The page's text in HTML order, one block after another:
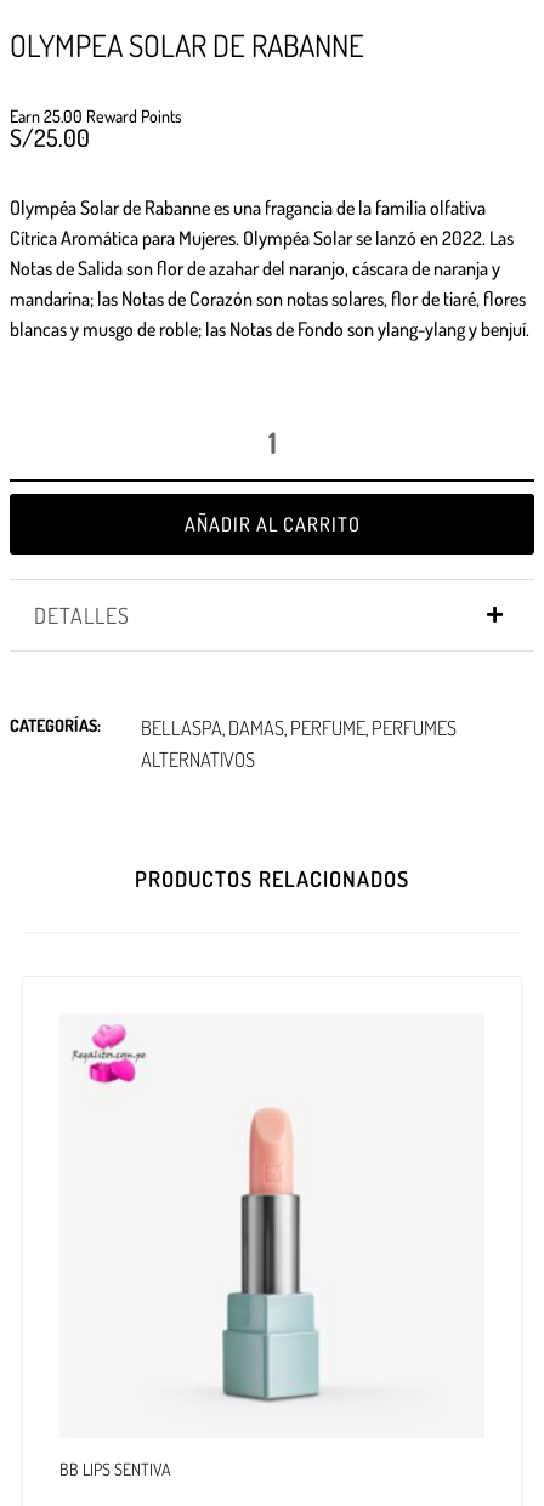
OLYMPEA SOLAR DE RABANNE
Earn 25.00 Reward Points
S/25.00
Olympéa Solarde Rabannees una fragancia de la familia olfativa
Cítrica Aromática para Mujeres. Olympéa Solarse lanzó en 2022. Las
Notas de Salida son flor de azahar del naranjo, cáscara de naranja y
mandarina; las Notas de Corazón son notas solares, flor de tiaré, flores
blancas y musgo de roble; las Notas de Fondo son ylang-ylang y benjuí.
AÑADIR AL CARRITO
DETALLES
CATEGORÍAS: BELLASPA, DAMAS, PERFUME, PERFUMES
ALTERNATIVOS
PRODUCTOS RELACIONADOS
BB LIPS SENTIVA
Formas de ganar